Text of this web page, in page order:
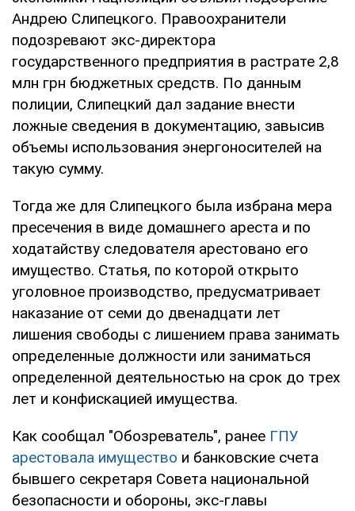
Андрею Слипецкого. Правоохранители
подозревают экс-директора
государственного предприятия в растрате 2,8
млн грн бюджетных средств. По данным
полиции, Слипецкий дал задание внести
ложные сведения в документацию, завысив
объемы использования энергоносителей на
такую ​​сумму.
Тогда же для Слипецкого была избрана мера
пресечения в виде домашнего ареста и по
ходатайству следователя арестовано его
имущество. Статья, по которой открыто
уголовное производство, предусматривает
наказание от семи до двенадцати лет
лишения свободы с лишением права занимать
определенные должности или заниматься
определенной деятельностью на срок до трех
лет и конфискацией имущества.
Как сообщал "Обозреватель", ранее ГПУ
арестовала имущество и банковские счета
бывшего секретаря Совета национальной
безопасности и обороны, экс-главы